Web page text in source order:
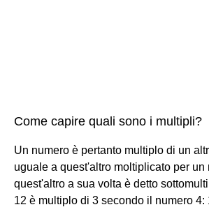
Come capire quali sono i multipli?
Un numero è pertanto multiplo di un
uguale a quest'altro moltiplicato per un
quest'altro a sua volta è detto
12 è multiplo di 3 secondo il numero 4: